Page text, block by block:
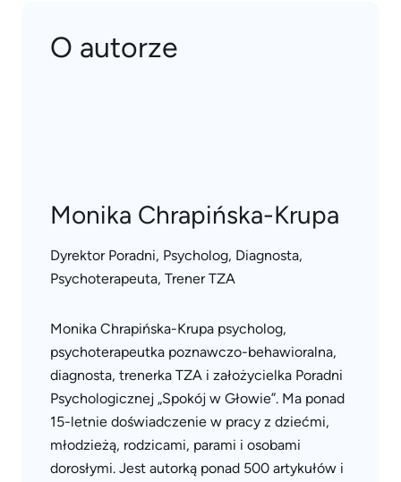
O autorze
Monika Chrapińska-Krupa
Dyrektor Poradni, Psycholog, Diagnosta,
Psychoterapeuta, Trener TZA
Monika Chrapińska-Krupa psycholog,
psychoterapeutka poznawczo-behawioralna,
diagnosta, trenerka TZA i założycielka Poradni
Psychologicznej „Spokój w Głowie”. Ma ponad
15-letnie doświadczenie w pracy z dziećmi,
młodzieżą, rodzicami, parami i osobami
dorosłymi. Jest autorką ponad 500 artykułów i